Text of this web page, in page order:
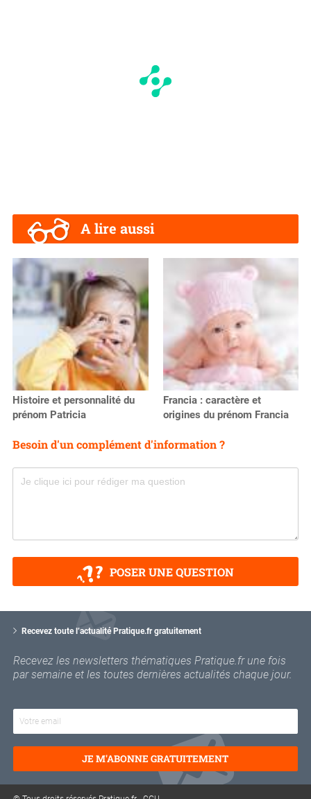
A lire aussi
Histoire et personnalité du
prénom Patricia
Francia : caractère et
origines du prénom Francia
Besoin d'un complément d'information ?
POSER UNE QUESTION
Recevez toute l’actualité Pratique.fr gratuitement
Recevez les newsletters thématiques Pratique.fr une fois
par semaine et les toutes dernières actualités chaque jour.
o
r
e
e
JE M'ABONNE GRATUITEMENT